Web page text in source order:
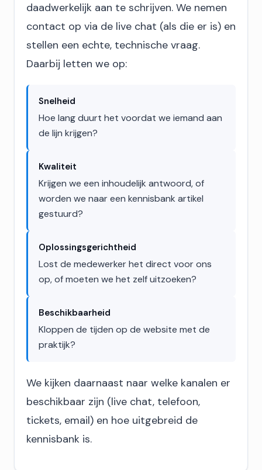
daadwerkelijk aan te schrijven. We nemen
contact op via de live chat (als die er is) en
stellen een echte, technische vraag.
Daarbij letten we op:
Snelheid
Hoe lang duurt het voordat we iemand aan
de lijn krijgen?
Kwaliteit
Krijgen we een inhoudelijk antwoord, of
worden we naar een kennisbank artikel
gestuurd?
Oplossingsgerichtheid
Lost de medewerker het direct voor ons
op, of moeten we het zelf uitzoeken?
Beschikbaarheid
Kloppen de tijden op de website met de
praktijk?
We kijken daarnaast naar welke kanalen er
beschikbaar zijn (live chat, telefoon,
tickets, email) en hoe uitgebreid de
kennisbank is.